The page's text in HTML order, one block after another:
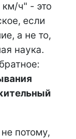
ч" - это
если
а не то,
наука.
потому,